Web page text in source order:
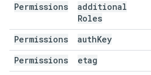
Permissions
additional
Roles
Permissions authKey
Permissions etag